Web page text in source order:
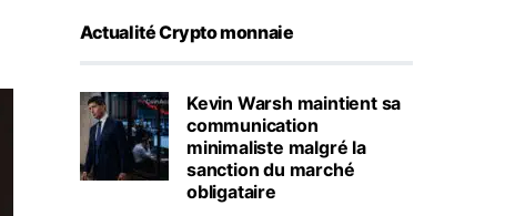
Actualité Crypto monnaie
Kevin Warsh maintient sa
communication
minimaliste malgré la
sanction du marché
obligataire